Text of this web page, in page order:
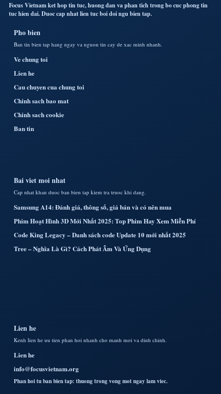
Focus Vietnam ket hop tin tuc, huong dan va phan tich trong bo cuc phong tin
tuc hien dai. Duoc cap nhat lien tuc boi doi ngu bien tap.
Pho bien
Ban tin bien tap hang ngay va nguon tin cay de xac minh nhanh.
Ve chung toi
Lien he
Cau chuyen cua chung toi
Chinh sach bao mat
Chinh sach cookie
Ban tin
Bai viet moi nhat
Cap nhat khan duoc ban bien tap kiem tra truoc khi dang.
Samsung A14: Đánh giá, thông số, giá bán và có nên mua
Phim Hoạt Hình 3D Mới Nhất 2025: Top Phim Hay Xem Miễn Phí
Code King Legacy – Danh sách code Update 10 mới nhất 2025
Tree – Nghĩa Là Gì? Cách Phát Âm Và Ứng Dụng
Lien he
Kenh lien he uu tien phan hoi nhanh cho manh moi va dinh chinh.
Lien he
info@focusvietnam.org
Phan hoi tu ban bien tap: thuong trong vong mot ngay lam viec.